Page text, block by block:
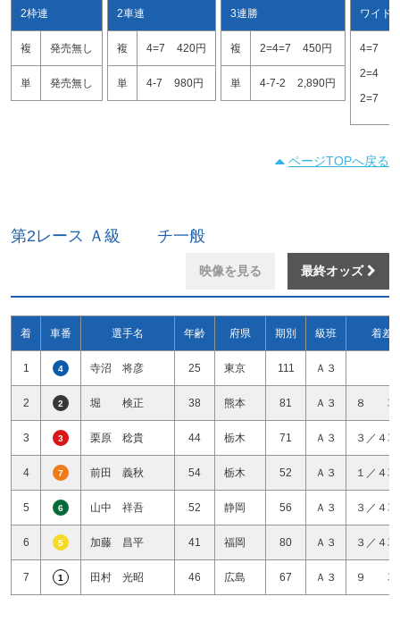
2枠連
複 発売無し
単 発売無し
2車連
複 4=7 420円
単 4-7 980円
3連勝
複 2=4=7 450円
単 4-7-2 2,890円
ワイド
4=7
2=4
2=7
ページTOPへ戻る
第2レース Ａ級 チ一般
映像を見る 最終オッズ
着 車番 選手名 年齢 府県 期別 級班 着差
1 4 寺沼 将彦 25 東京 111 Ａ３
2 2 堀 検正 38 熊本 81 Ａ３ ８ 車
3 3 栗原 稔貴 44 栃木 71 Ａ３ ３／４
4 7 前田 義秋 54 栃木 52 Ａ３ １／４
5 6 山中 祥吾 52 静岡 56 Ａ３ ３／４
6 5 加藤 昌平 41 福岡 80 Ａ３ ３／４
7 1 田村 光昭 46 広島 67 Ａ３ ９ 車